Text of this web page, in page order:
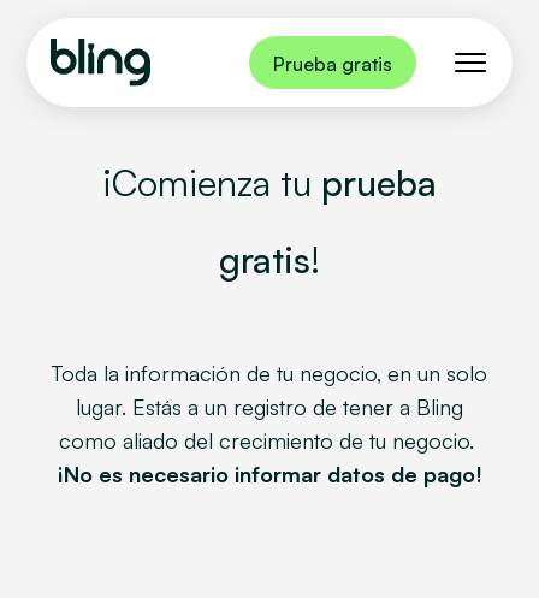
Prueba gratis
¡Comienza tu prueba
gratis!
Toda la información de tu negocio, en un solo
lugar. Estás a un registro de tener a Bling
como aliado del crecimiento de tu negocio.
¡No es necesario informar datos de pago!